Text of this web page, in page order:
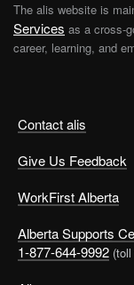
Contact alis
Give Us Feedback
WorkFirst Alberta
Alberta Supports
1-877-644-9992
The alis website is
Services as a cross-
career, learning, and